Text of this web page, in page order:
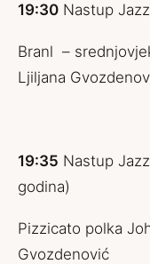
19:30 Nastup
Branl –
Ljiljana
19:35 Nastup
godina)
Pizzicato polka
Gvozdenović